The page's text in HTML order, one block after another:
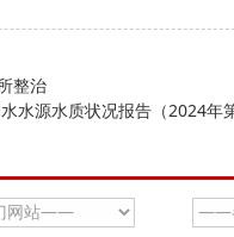
整治
水源水质状况报告（2024年